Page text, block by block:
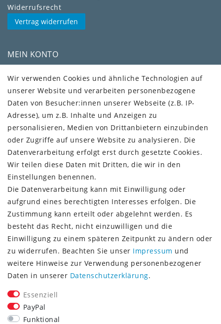
Widerrufs­recht
Vertrag widerrufen
MEIN KONTO
Kundenkonto
VERSAND + SERVICE
Versandinformationen
Rückgabeinformationen
Zahlungsinformationen
Vorkasse (3% Rabatt)
Paypal
Kauf auf Rechnung (Paypalservice)
Lastschrift (Paypalservice)
Kreditkarte (Paypalservice)
SOCIAL MEDIA
CONSULTING- UND TEXTAGENTUR
Wir verwenden Cookies und ähnliche Technologien auf
unserer Website und verarbeiten personenbezogene
Daten von Besucher:innen unserer Webseite (z.B. IP-
Adresse), um z.B. Inhalte und Anzeigen zu
personalisieren, Medien von Drittanbietern einzubinden
oder Zugriffe auf unsere Website zu analysieren. Die
Datenverarbeitung erfolgt erst durch gesetzte Cookies.
Wir teilen diese Daten mit Dritten, die wir in den
Einstellungen benennen.
Die Datenverarbeitung kann mit Einwilligung oder
aufgrund eines berechtigten Interesses erfolgen. Die
Zustimmung kann erteilt oder abgelehnt werden. Es
besteht das Recht, nicht einzuwilligen und die
Einwilligung zu einem späteren Zeitpunkt zu ändern oder
zu widerrufen. Beachten Sie unser Impressum und
weitere Hinweise zur Verwendung personenbezogener
Daten in unserer Daten­schutz­erklärung.
Essenziell
PayPal
Funktional